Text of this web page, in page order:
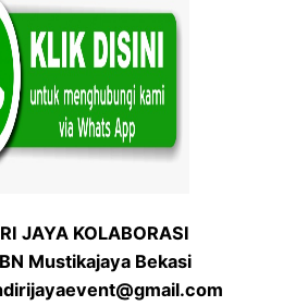
JAYA KOLABORASI
Mustikajaya Bekasi